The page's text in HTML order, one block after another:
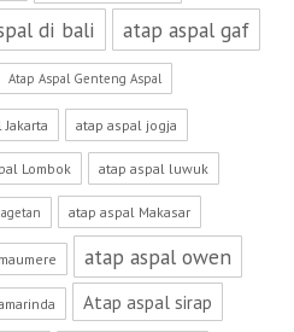
di bali
atap aspal gaf
Atap Aspal Genteng Aspal
atap aspal jogja
Lombok atap aspal luwuk
atap aspal Makasar
atap aspal owen
Atap aspal sirap